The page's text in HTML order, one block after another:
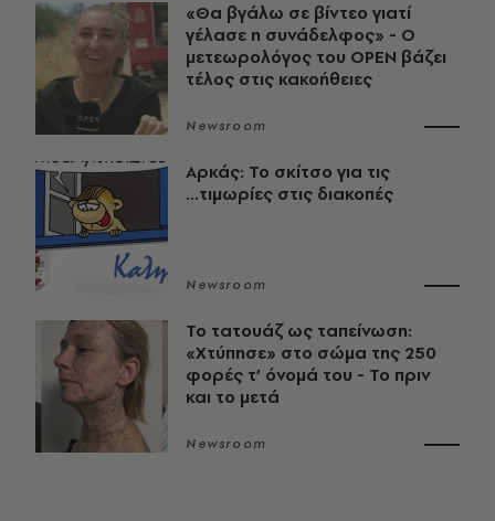
«Θα βγάλω σε βίντεο γιατί
γέλασε η συνάδελφος» - Ο
μετεωρολόγος του OPEN βάζει
τέλος στις κακοήθειες
Newsroom
Αρκάς: Το σκίτσο για τις
...τιμωρίες στις διακοπές
Newsroom
Το τατουάζ ως ταπείνωση:
«Χτύπησε» στο σώμα της 250
φορές τ’ όνομά του - Το πριν
και το μετά
Newsroom